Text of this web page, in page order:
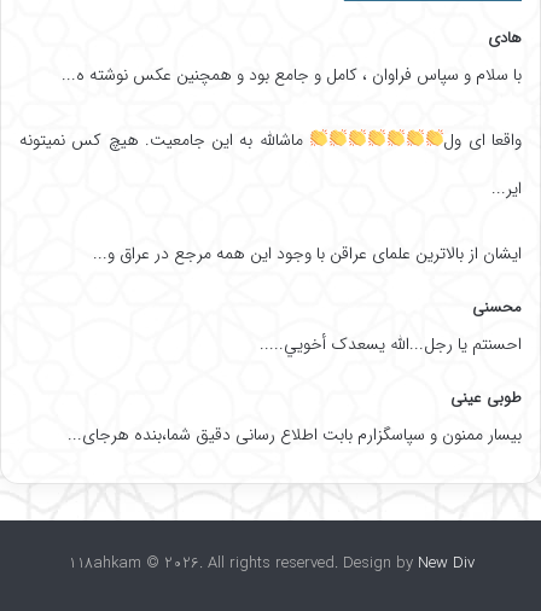
هادی
با سلام و سپاس فراوان ، کامل و جامع بود و همچنین عکس نوشته ه...
واقعا ای ول
ماشالله به این جامعیت. هیچ کس نمیتونه
ایر...
ایشان از بالاترین علمای عراقن با وجود این همه مرجع در عراق و...
محسنی
احسنتم یا رجل...الله یسعدک أخويي.....
طوبی عینی
بیسار ممنون و سپاسگزارم بابت اطلاع رسانی دقیق شما،بنده هرجای...
118ahkam © 2026. All rights reserved. Design by New Div